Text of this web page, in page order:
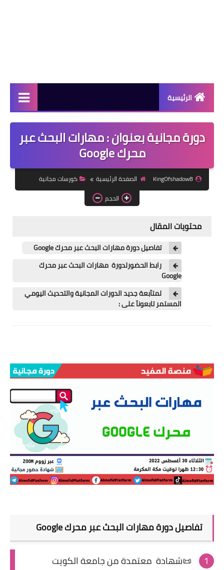
الرئيسية
دورات مجانية
كورسات مجانية
منح دراسية
مقالات مفيدة
تعلم اللغات
الوظيفة
التعليم
دورة مجانية بعنوان : مهارات البحث عبر
محرك Google
KingOfshadow8 الصفحة الرئيسية
كورسات مجانية
الحجم
محتويات المقال
تفاصيل دورة مهارات البحث عبر محرك Google
رابط الحضورلدورة مهارات البحث عبر محرك
Google
لمتآبعة جديد الدورات المجانية والتحديث اليومي
المستمر تابعونآ على :
تفاصيلدورة مهارات البحث عبر محرك Google
📜شهادة معتمدة من جامعة الكويت